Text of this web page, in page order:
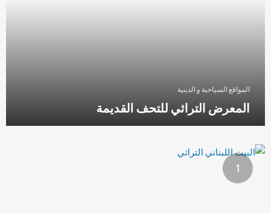
المواقع السياحية و الدينية
المعرض التراثي للتحف القديمة
1